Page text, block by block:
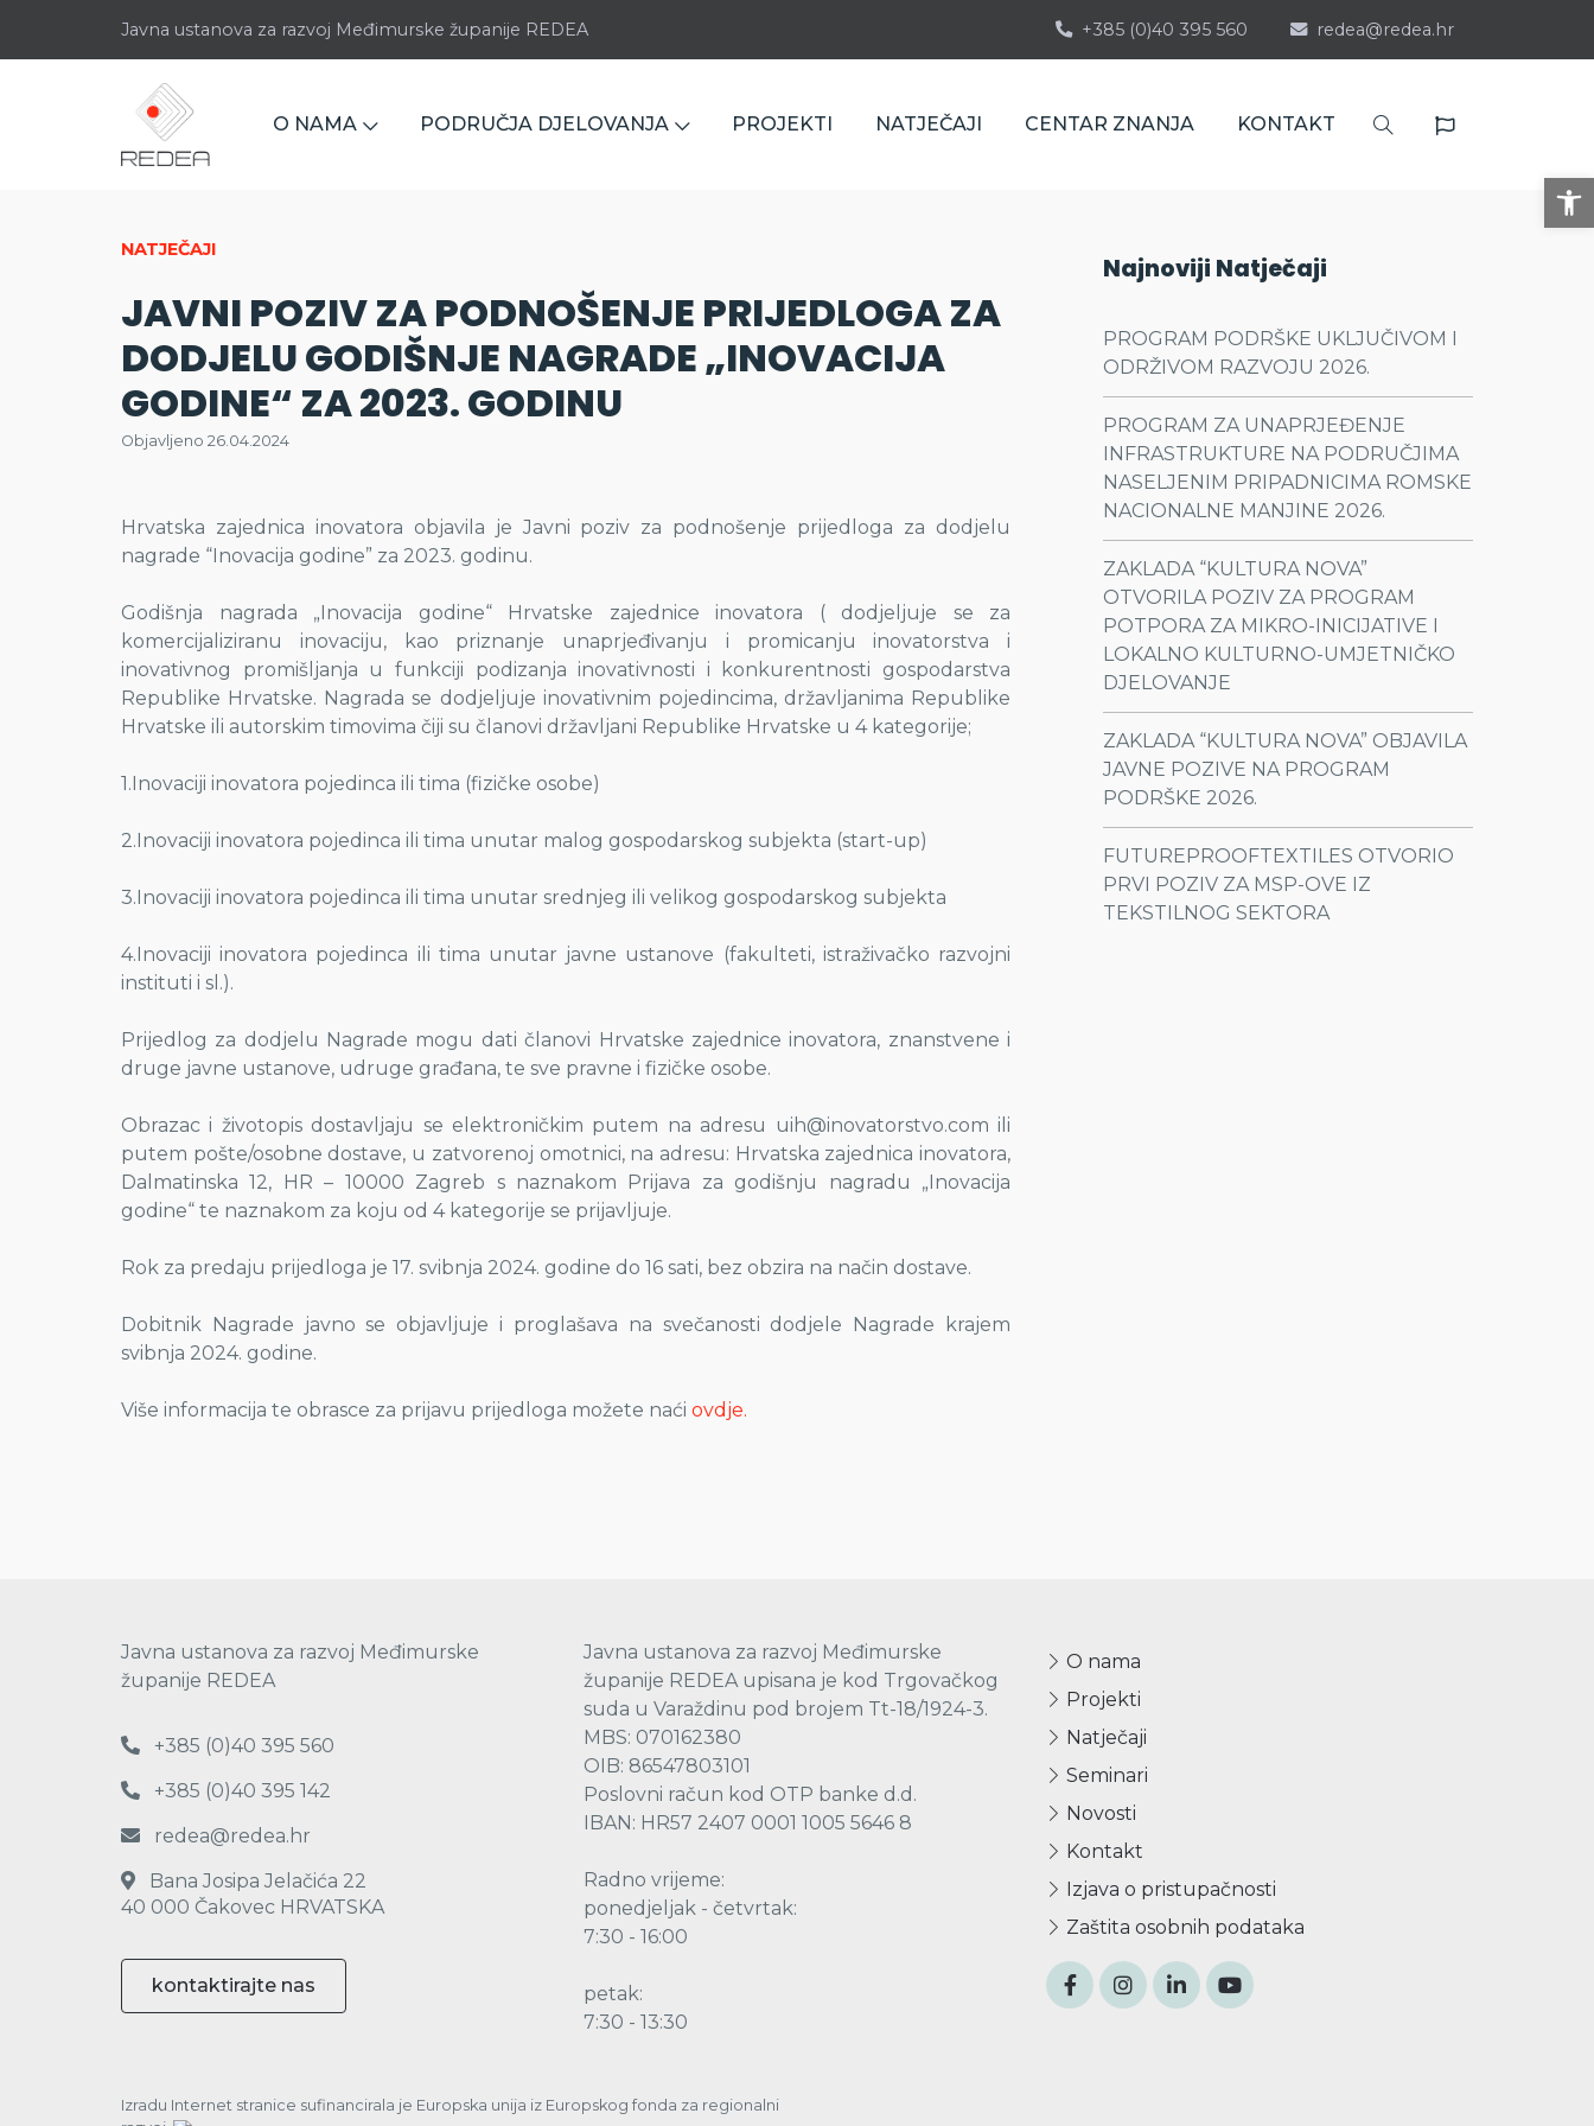
Javna ustanova za razvoj Međimurske županije REDEA +385 (0)40 395 560 redea@redea.hr
O NAMA PODRUČJA DJELOVANJA PROJEKTI NATJEČAJI CENTAR ZNANJA KONTAKT
NATJEČAJI
JAVNI POZIV ZA PODNOŠENJE PRIJEDLOGA ZA
DODJELU GODIŠNJE NAGRADE „INOVACIJA
GODINE“ ZA 2023. GODINU
Objavljeno 26.04.2024
Hrvatska zajednica inovatora objavila je Javni poziv za podnošenje prijedloga za dodjelu
nagrade “Inovacija godine” za 2023. godinu.
Godišnja nagrada „Inovacija godine“ Hrvatske zajednice inovatora ( dodjeljuje se za
komercijaliziranu inovaciju, kao priznanje unaprjeđivanju i promicanju inovatorstva i
inovativnog promišljanja u funkciji podizanja inovativnosti i konkurentnosti gospodarstva
Republike Hrvatske. Nagrada se dodjeljuje inovativnim pojedincima, državljanima Republike
Hrvatske ili autorskim timovima čiji su članovi državljani Republike Hrvatske u 4 kategorije;
1.Inovaciji inovatora pojedinca ili tima (fizičke osobe)
2.Inovaciji inovatora pojedinca ili tima unutar malog gospodarskog subjekta (start-up)
3.Inovaciji inovatora pojedinca ili tima unutar srednjeg ili velikog gospodarskog subjekta
4.Inovaciji inovatora pojedinca ili tima unutar javne ustanove (fakulteti, istraživačko razvojni
instituti i sl.).
Prijedlog za dodjelu Nagrade mogu dati članovi Hrvatske zajednice inovatora, znanstvene i
druge javne ustanove, udruge građana, te sve pravne i fizičke osobe.
Obrazac i životopis dostavljaju se elektroničkim putem na adresu uih@inovatorstvo.com ili
putem pošte/osobne dostave, u zatvorenoj omotnici, na adresu: Hrvatska zajednica inovatora,
Dalmatinska 12, HR – 10000 Zagreb s naznakom Prijava za godišnju nagradu „Inovacija
godine“ te naznakom za koju od 4 kategorije se prijavljuje.
Rok za predaju prijedloga je 17. svibnja 2024. godine do 16 sati, bez obzira na način dostave.
Dobitnik Nagrade javno se objavljuje i proglašava na svečanosti dodjele Nagrade krajem
svibnja 2024. godine.
Više informacija te obrasce za prijavu prijedloga možete naći ovdje.
Najnoviji Natječaji
PROGRAM PODRŠKE UKLJUČIVOM I
ODRŽIVOM RAZVOJU 2026.
PROGRAM ZA UNAPRJEĐENJE
INFRASTRUKTURE NA PODRUČJIMA
NASELJENIM PRIPADNICIMA ROMSKE
NACIONALNE MANJINE 2026.
ZAKLADA “KULTURA NOVA”
OTVORILA POZIV ZA PROGRAM
POTPORA ZA MIKRO-INICIJATIVE I
LOKALNO KULTURNO-UMJETNIČKO
DJELOVANJE
ZAKLADA “KULTURA NOVA” OBJAVILA
JAVNE POZIVE NA PROGRAM
PODRŠKE 2026.
FUTUREPROOFTEXTILES OTVORIO
PRVI POZIV ZA MSP-OVE IZ
TEKSTILNOG SEKTORA
Javna ustanova za razvoj Međimurske
županije REDEA
+385 (0)40 395 560
+385 (0)40 395 142
redea@redea.hr
Bana Josipa Jelačića 22
40 000 Čakovec HRVATSKA
kontaktirajte nas
Javna ustanova za razvoj Međimurske
županije REDEA upisana je kod Trgovačkog
suda u Varaždinu pod brojem Tt-18/1924-3.
MBS: 070162380
OIB: 86547803101
Poslovni račun kod OTP banke d.d.
IBAN: HR57 2407 0001 1005 5646 8
Radno vrijeme:
ponedjeljak - četvrtak:
7:30 - 16:00
petak:
7:30 - 13:30
O nama
Projekti
Natječaji
Seminari
Novosti
Kontakt
Izjava o pristupačnosti
Zaštita osobnih podataka
Izradu Internet stranice sufinancirala je Europska unija iz Europskog fonda za regionalni